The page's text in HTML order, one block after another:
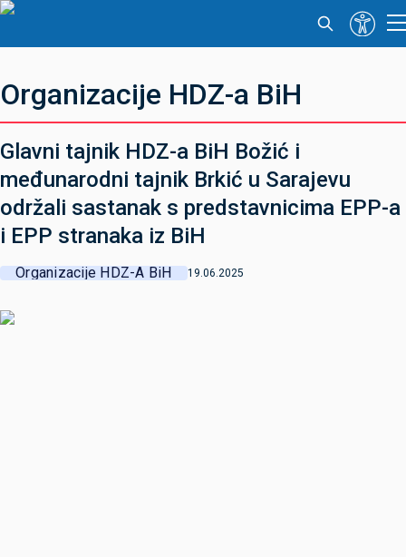
Organizacije HDZ-a BiH
Glavni tajnik HDZ-a BiH Božić i
međunarodni tajnik Brkić u Sarajevu
održali sastanak s predstavnicima EPP-a
i EPP stranaka iz BiH
Organizacije HDZ-A BiH 19.06.2025